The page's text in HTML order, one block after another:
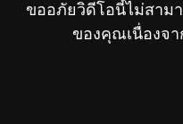
ขออภัยวิดีโอนี้ไม่สาม
ของคุณเนื่องจ